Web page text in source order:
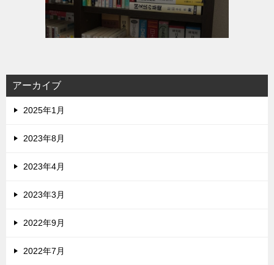
アーカイブ
2025年1月
2023年8月
2023年4月
2023年3月
2022年9月
2022年7月